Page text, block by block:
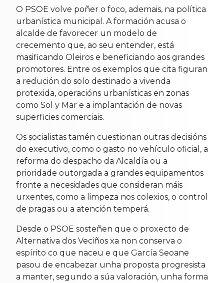
O PSOE volve poñer o foco, ademais, na política
urbanística municipal. A formación acusa o
alcalde de favorecer un modelo de
crecemento que, ao seu entender, está
masificando Oleiros e beneficiando aos grandes
promotores. Entre os exemplos que cita figuran
a redución do solo destinado a vivenda
protexida, operacións urbanísticas en zonas
como Sol y Mar e a implantación de novas
superficies comerciais.
Os socialistas tamén cuestionan outras decisións
do executivo, como o gasto no vehículo oficial, a
reforma do despacho da Alcaldía ou a
prioridade outorgada a grandes equipamentos
fronte a necesidades que consideran máis
urxentes, como a limpeza nos colexios, o control
de pragas ou a atención temperá.
Desde o PSOE sosteñen que o proxecto de
Alternativa dos Veciños xa non conserva o
espírito co que naceu e que García Seoane
pasou de encabezar unha proposta progresista
a manter, segundo a súa valoración, unha forma